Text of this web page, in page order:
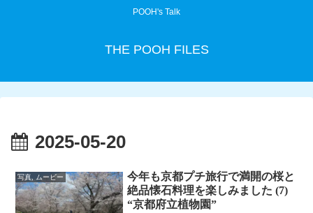
POOH's Talk
THE POOH FILES
2025-05-20
写真, ムービー
今年も京都プチ旅行で満開の桜と
絶品懐石料理を楽しみました (7)
“京都府立植物園”